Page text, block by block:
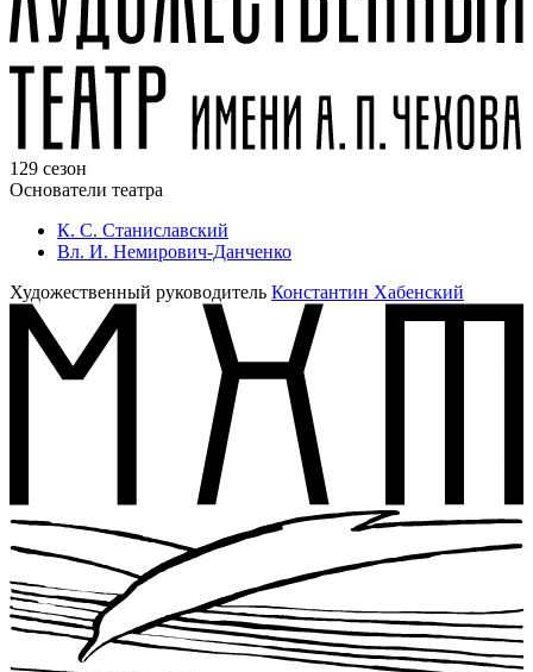
129 сезон
Основатели театра
К. С. Станиславский
Вл. И. Немирович-Данченко
Художественный руководитель Константин Хабенский